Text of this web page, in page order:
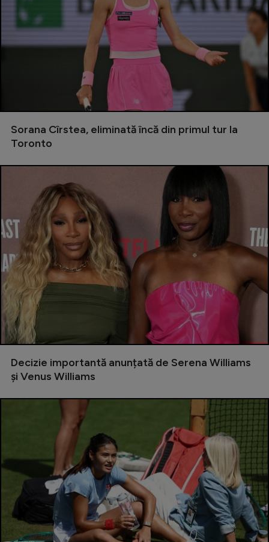
Conference League
CM 2026
Premier League
LaLiga
Serie A
Bundesliga
Starurile fotbalului
EURO 2024
Stranieri
Clasamente
Handbal
Natație
Gimnastică
Auto
Rugby
Ciclism
Alte sporturi
JO 2024
Sorana Cîrstea, eliminată încă din primul tur la
Toronto
Decizie importantă anunțată de Serena Williams
și Venus Williams